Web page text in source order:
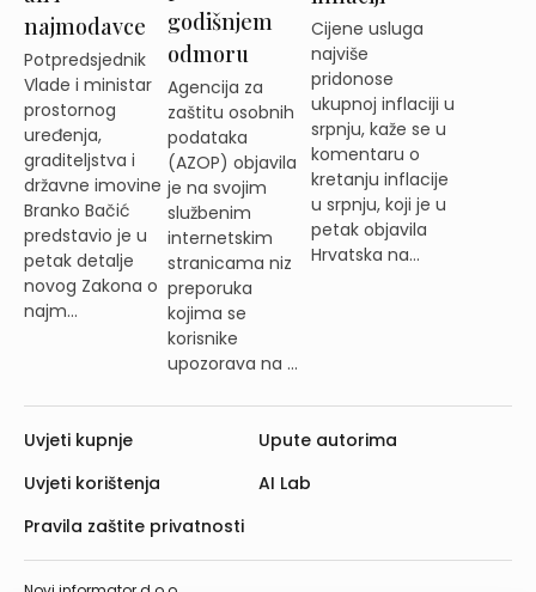
najmodavce
Potpredsjednik
Vlade i ministar
prostornog
uređenja,
graditeljstva i
državne imovine
Branko Bačić
predstavio je u
petak detalje
novog Zakona o
najm...
godišnjem
odmoru
Agencija za
zaštitu osobnih
podataka
(AZOP) objavila
je na svojim
službenim
internetskim
stranicama niz
preporuka
kojima se
korisnike
upozorava na ...
Cijene usluga
najviše
pridonose
ukupnoj inflaciji u
srpnju, kaže se u
komentaru o
kretanju inflacije
u srpnju, koji je u
petak objavila
Hrvatska na...
Uvjeti kupnje
Uvjeti korištenja
Pravila zaštite privatnosti
Upute autorima
AI Lab